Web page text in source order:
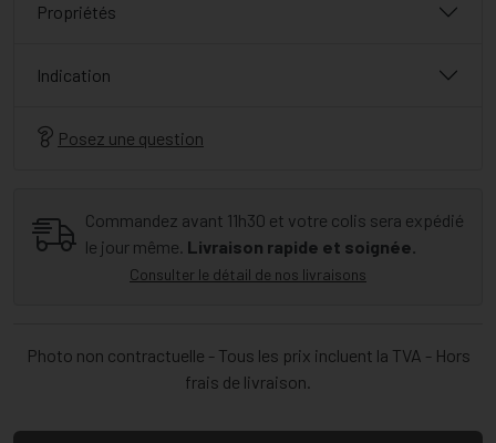
Propriétés
Indication
Posez une question
Commandez avant 11h30 et votre colis sera expédié
le jour même. Livraison rapide et soignée.
Consulter le détail de nos livraisons
Photo non contractuelle - Tous les prix incluent la TVA - Hors
frais de livraison.